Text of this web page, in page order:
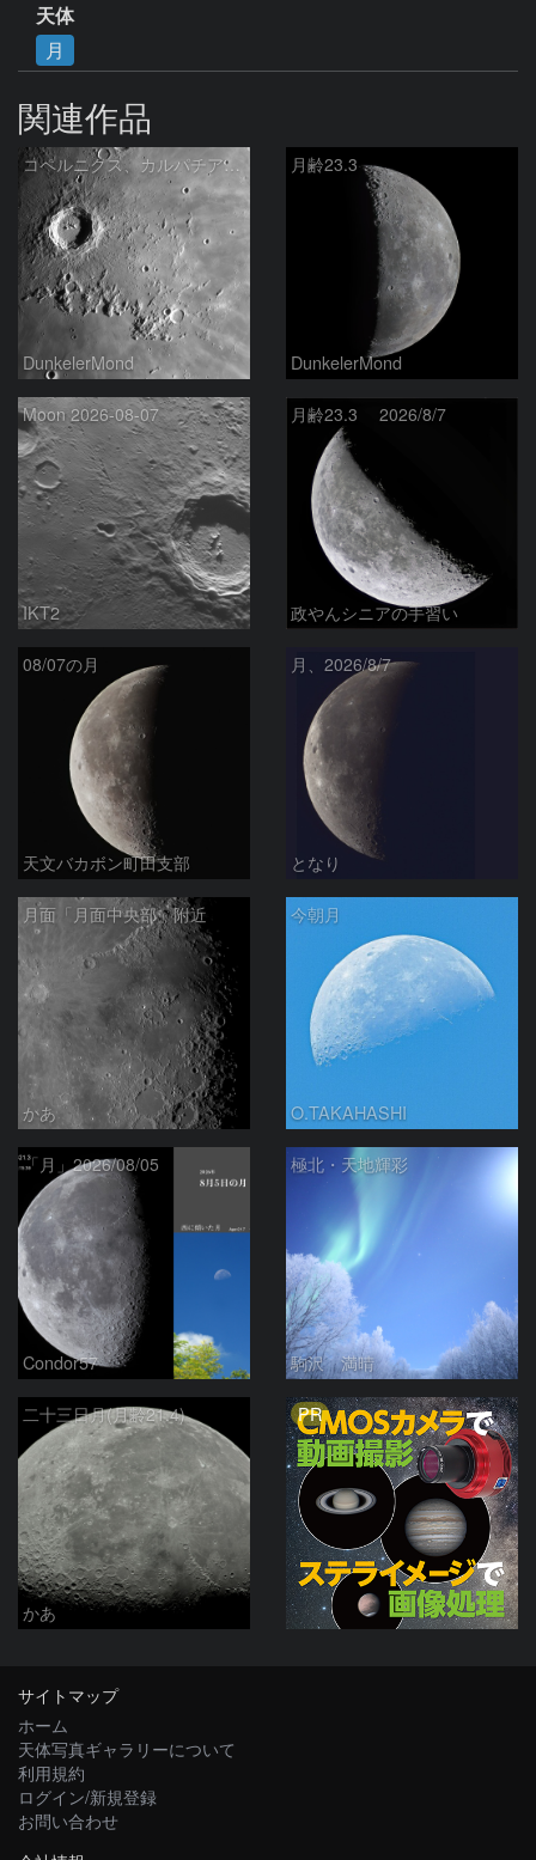
天体
月
関連作品
コペルニクス、カルパチア山脈付近
DunkelerMond
月齢23.3
DunkelerMond
Moon 2026-08-07
IKT2
月齢23.3 2026/8/7
政やんシニアの手習い
08/07の月
天文バカボン町田支部
月、2026/8/7
となり
月面「月面中央部」附近
かあ
今朝月
O.TAKAHASHI
「月」2026/08/05
Condor57
極北・天地輝彩
駒沢 満晴
二十三日月(月齢21.4)
かあ
PR
サイトマップ
ホーム
天体写真ギャラリーについて
利用規約
ログイン/新規登録
お問い合わせ